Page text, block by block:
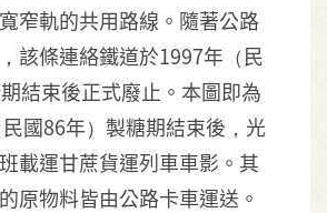
窄軌的共用路線。隨著公路
該條連絡鐵道於1997年（民
結束後正式廢止。本圖即為
國86年）製糖期結束後，光
載運甘蔗貨運列車車影。其
原物料皆由公路卡車運送。